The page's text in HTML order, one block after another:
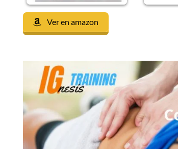
Ver en amazon